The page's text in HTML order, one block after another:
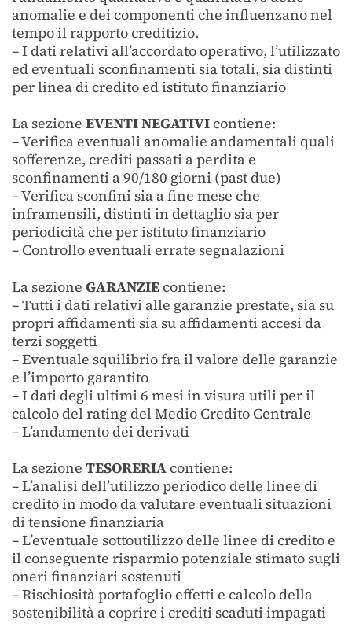
anomalie e dei componenti che influenzano nel
tempo il rapporto creditizio.
– I dati relativi all’accordato operativo, l’utilizzato
ed eventuali sconfinamenti sia totali, sia distinti
per linea di credito ed istituto finanziario
La sezione EVENTI NEGATIVIcontiene:
– Verifica eventuali anomalie andamentali quali
sofferenze, crediti passati a perdita e
sconfinamenti a 90/180 giorni (past due)
– Verifica sconfini sia a fine mese che
inframensili, distinti in dettaglio sia per
periodicità che per istituto finanziario
– Controllo eventuali errate segnalazioni
La sezione GARANZIEcontiene:
– Tutti i dati relativi alle garanzie prestate, sia su
propri affidamenti sia su affidamenti accesi da
terzi soggetti
– Eventuale squilibrio fra il valore delle garanzie
e l’importo garantito
– I dati degli ultimi 6 mesi in visura utili per il
calcolo del rating del Medio Credito Centrale
– L’andamento dei derivati
La sezione TESORERIAcontiene:
– L’analisi dell’utilizzo periodico delle linee di
credito in modo da valutare eventuali situazioni
di tensione finanziaria
– L’eventuale sottoutilizzo delle linee di credito e
il conseguente risparmio potenziale stimato sugli
oneri finanziari sostenuti
– Rischiosità portafoglio effetti e calcolo della
sostenibilità a coprire i crediti scaduti impagati